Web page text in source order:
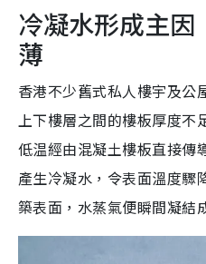
冷凝水形成主因
薄
香港不少舊式私人樓宇及公
上下樓層之間的樓板厚度不
低温經由混凝土樓板直接傳
產生冷凝水，令表面溫度驟
築表面，水蒸氣便瞬間凝結